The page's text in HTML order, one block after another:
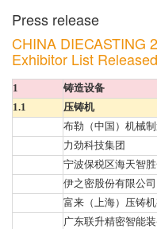
Press release
CHINA DIECASTING
Exhibitor List Released
1 铸造设备
1.1
压铸机
布勒（中国）机械
力劲科技集团
宁波保税区海天智
伊之密股份有限公司
富来（上海）压铸
广东联升精密智能